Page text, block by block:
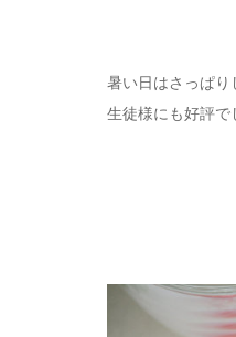
暑い日はさっぱり
生徒様にも好評